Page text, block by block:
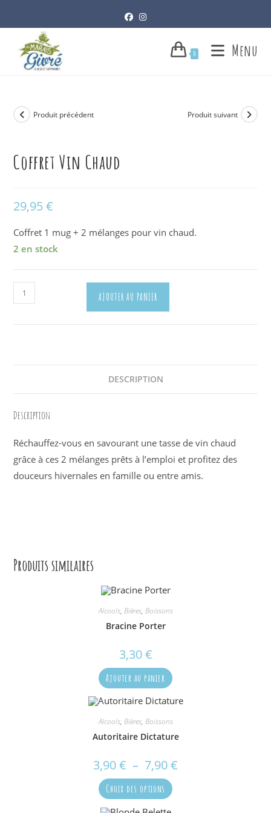
0 Menu
Produit précédent Produit suivant
Coffret Vin Chaud
29,95€
Coffret 1 mug + 2 mélanges pour vin chaud.
2 en stock
quantité
de
AJOUTER AU PANIER
DESCRIPTION
Description
Réchauffez-vous en savourant une tasse de vin chaud
grâce à ces 2 mélanges prêts à l’emploi et profitez des
douceurs hivernales en famille ou entre amis.
Produits similaires
Alcools, Bières, Boissons
Bracine Porter
3,30€
Ajouter au panier
Alcools, Bières, Boissons
Autoritaire Dictature
3,90€ – 7,90€
Choix des options produit